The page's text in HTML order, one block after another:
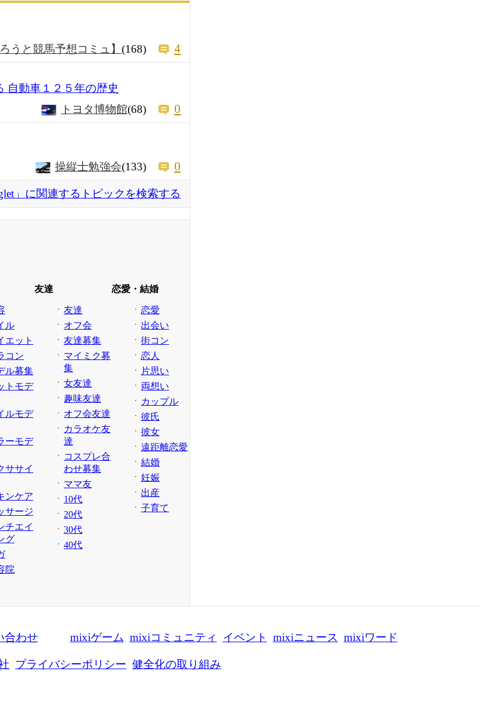
ろうと競馬予想コミュ】 (168) 4
自動車１２５年の歴史
トヨタ博物館(68) 0
操縦士勉強会(133) 0
」に関連するトピックを検索する
ル
エット
コン
ル募集
トモデ
ルモデ
ーモデ
ササイ
ンケア
サージ
チエイ
グ
院
友達
友達
オフ会
友達募集
マイミク募
集
女友達
趣味友達
オフ会友達
カラオケ友
達
コスプレ合
わせ募集
ママ友
10代
20代
30代
40代
恋愛・結婚
恋愛
出会い
街コン
恋人
片思い
両想い
カップル
彼氏
彼女
遠距離恋愛
結婚
妊娠
出産
子育て
合わせ mixiゲーム mixiコミュニティ イベント mixiニュース mixiワード
プライバシーポリシー 健全化の取り組み